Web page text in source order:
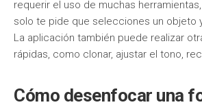
requerir el uso de muchas
solo te pide que selecciones un objeto
La aplicación también puede realizar
rápidas, como clonar, ajustar el tono,
Cómo desenfocar una